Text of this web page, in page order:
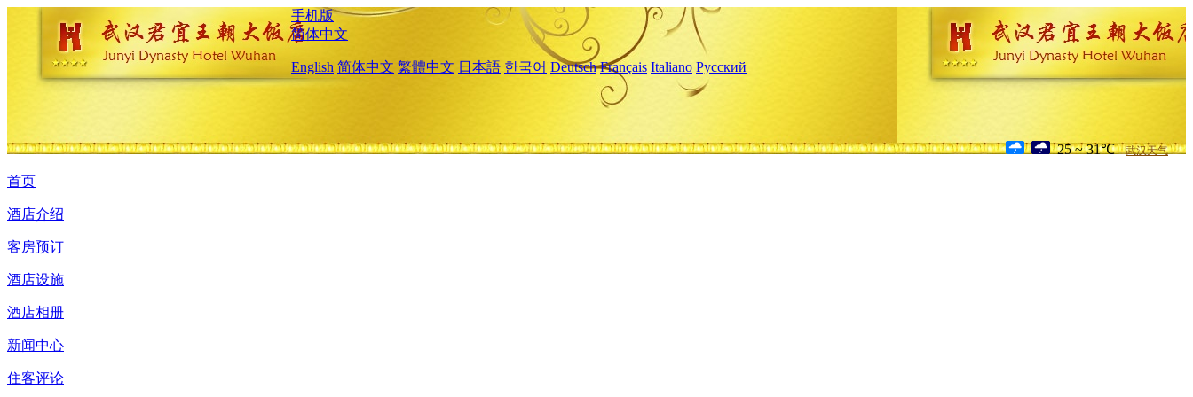
手机版
简体中文
English 简体中文 繁體中文 日本語 한국어 Deutsch Français Italiano Русский
25 ~ 31℃ 武汉天气
首页
酒店介绍
客房预订
酒店设施
酒店相册
新闻中心
住客评论